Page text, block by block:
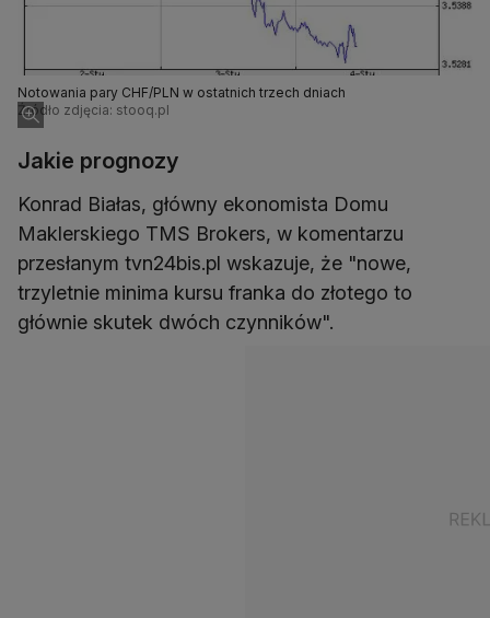
Notowania pary CHF/PLN w ostatnich trzech dniach
Źródło zdjęcia: stooq.pl
Jakie prognozy
Konrad Białas, główny ekonomista Domu
Maklerskiego TMS Brokers, w komentarzu
przesłanym tvn24bis.pl wskazuje, że "nowe,
trzyletnie minima kursu franka do złotego to
głównie skutek dwóch czynników".